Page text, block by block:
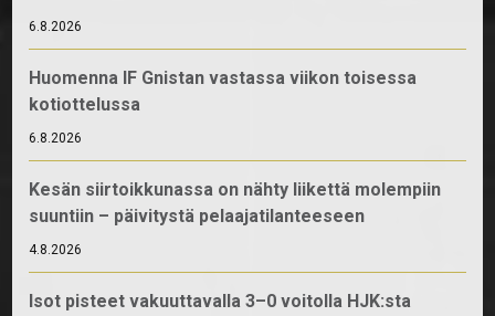
6.8.2026
Huomenna IF Gnistan vastassa viikon toisessa
kotiottelussa
6.8.2026
Kesän siirtoikkunassa on nähty liikettä molempiin
suuntiin – päivitystä pelaajatilanteeseen
4.8.2026
Isot pisteet vakuuttavalla 3–0 voitolla HJK:sta